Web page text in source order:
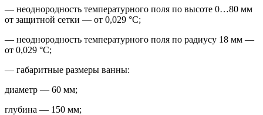
— неоднородность температурного поля по высоте 0…80 мм
от защитной сетки — от 0,029 °С;
— неоднородность температурного поля по радиусу 18 мм —
от 0,029 °С;
— габаритные размеры ванны:
диаметр — 60 мм;
глубина — 150 мм;